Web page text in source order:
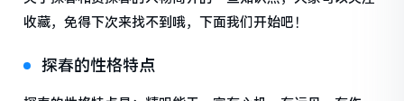
收藏，免得下次来找不到哦，下面我们开始吧！
探春的性格特点